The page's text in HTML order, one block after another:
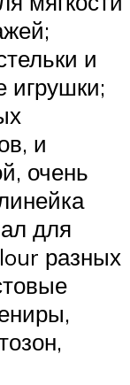
и
игрушки;
и
очень
для
разных